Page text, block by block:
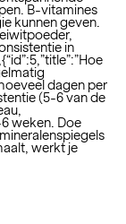
B-vitamines
kunnen geven.
in
dagen per
(5-6 van de
weken. Doe
werkt je